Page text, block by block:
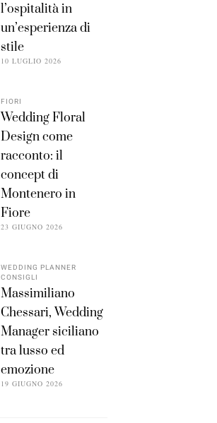
l’ospitalità in
un’esperienza di
stile
10 LUGLIO 2026
FIORI
Wedding Floral
Design come
racconto: il
concept di
Montenero in
Fiore
23 GIUGNO 2026
WEDDING PLANNER
CONSIGLI
Massimiliano
Chessari, Wedding
Manager siciliano
tra lusso ed
emozione
19 GIUGNO 2026